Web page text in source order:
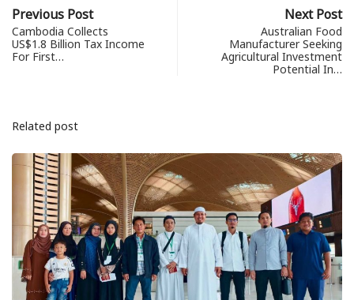
Previous Post
Cambodia Collects
US$1.8 Billion Tax Income
For First…
Next Post
Australian Food
Manufacturer Seeking
Agricultural Investment
Potential In…
Related post